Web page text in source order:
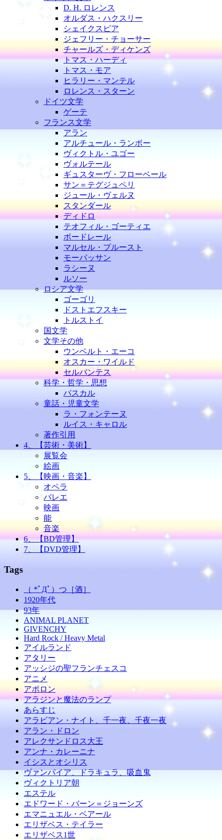
D. H. ロレンス
オルダス・ハクスリー
シェイクスピア
ジェフリー・チョーサー
チャールズ・ディケンズ
トマス・ハーディ
トマス・モア
ヒラリー・マンテル
ロレンス・スターン
ドイツ文学
ゲーテ
フランス文学
アラン
アルチュール・ランボー
ヴィクトル・ユゴー
ヴォルテール
ギュスターヴ・フローベール
サン＝テグジュペリ
ジュール・ヴェルヌ
スタンダール
ディドロ
テオフィル・ゴーティエ
ボードレール
マルセル・プルースト
モーパッサン
ラシーヌ
ルソー
ロシア文学
ゴーゴリ
ドストエフスキー
トルストイ
国文学
文学その他
ウンベルト・エーコ
オスカー・ワイルド
セルバンテス
科学・哲学・思想
パスカル
童話・児童文学
ラ・フォンテーヌ
ルイス・キャロル
著作引用
4、【芸術・美術】
展覧会
絵画
5、【映画・音楽】
オペラ
バレエ
映画
能
音楽
6、【BD管理】
7、【DVD管理】
Tags
（ *ﾟДﾟ）つ［酒］
1920年代
93年
ANIMAL PLANET
GIVENCHY
Hard Rock / Heavy Metal
アイルランド
アタリー
アッシジの聖フランチェスコ
アニメ
アポロン
アラジンと魔法のランプ
あらすじ
アラビアン・ナイト、千一夜、千夜一夜
アラン・ドロン
アレクサンドロス大王
アンナ・カレーニナ
イシスとオシリス
ヴァンパイア、ドラキュラ、吸血鬼
ヴィクトリア朝
エステル
エドワード・バーン＝ジョーンズ
エマニュエル・ベアール
エリザベス・テイラー
エリザベス1世